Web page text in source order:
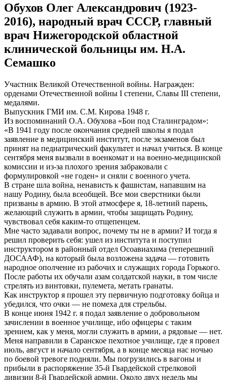
Обухов Олег Александрович (1923-
2016), народный врач СССР, главный
врач Нижегородской областной
клинической больницы им. Н.А.
Семашко
Участник Великой Отечественной войны. Награжден:
орденами Отечественной войны I степени, Славы III степени,
медалями.
Выпускник ГМИ им. С.М. Кирова 1948 г.
Из воспоминаний О.А. Обухова «Бои под Сталинградом»:
«В 1941 году после окончания средней школы я подал
заявление в медицинский институт, после экзаменов был
принят на педиатрический факультет и начал учиться. В конце
сентября меня вызвали в военкомат и на военно-медицинской
комиссии и из-за плохого зрения забраковали с
формулировкой «не годен» и сняли с военного учета.
В стране шла война, ненависть к фашистам, напавшим на
нашу Родину, была всеобщей. Все мои сверстники были
призваны в армию. В этой атмосфере я, 18-летний парень,
желающий служить в армии, чтобы защищать Родину,
чувствовал себя каким-то отщепенцем.
Мне часто задавали вопрос, почему ты не в армии? И тогда я
решил проверить себя: ушел из института и поступил
инструктором в районный отдел Осоавиахима (теперешний
ДОСААФ), на который была возложена задача — готовить
народное ополчение из рабочих и служащих города Горького.
После работы их обучали азам солдатской науки, в том числе
стрелять из винтовки, пулемета, метать гранаты.
Как инструктор я прошел эту первичную подготовку бойца и
убедился, что очки — не помеха для стрельбы.
В конце июня 1942 г. я подал заявление о добровольном
зачислении в военное училище, ибо офицеры с таким
зрением, как у меня, могли служить в армии, а рядовые — нет.
Меня направили в Саранское пехотное училище, где я провел
июль, август и начало сентября, а в конце месяца нас ночью
по боевой тревоге подняли. Мы погрузились в вагоны и
прибыли в распоряжение 35-й Гвардейской стрелковой
дивизии 8-й Гвардейской армии. Около двух недель мы